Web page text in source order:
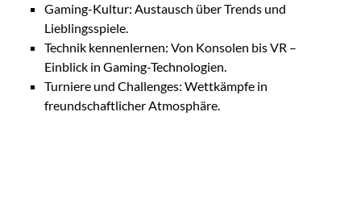
Gaming-Kultur: Austausch über Trends und
Lieblingsspiele.
Technik kennenlernen: Von Konsolen bis VR –
Einblick in Gaming-Technologien.
Turniere und Challenges: Wettkämpfe in
freundschaftlicher Atmosphäre.